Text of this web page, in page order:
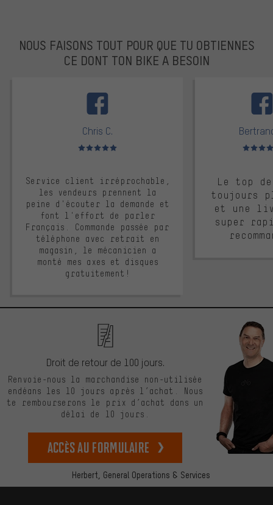
NOUS FAISONS TOUT POUR QUE TU OBTIENNES
CE DONT TON BIKE A BESOIN
Chris C.
Note moyenne : 5 sur 5
Service client irréprochable,
les vendeurs prennent la
peine d'écouter la demande et
font l'effort de parler
Français. Commande passée par
téléphone avec retrait en
magasin, le mécanicien a
monté mes axes et disques
gratuitement!
Note
Le top
toujours
et une
super
Herbert, General Operations & Services
Droit de retour de 100 jours.
Renvoie-nous la marchandise non-utilisée
endéans les 10 jours après l’achat. Nous
te rembourserons le prix d’achat dans un
délai de 10 jours.
Accès au formulaire